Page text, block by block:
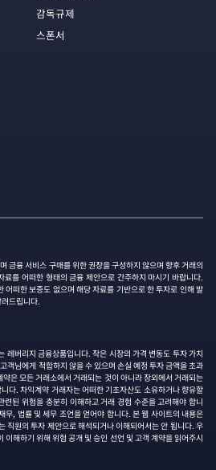
감독규제
스폰서
금융 서비스 구매를 위한 권장을 구성하지 않으며 향후 거래의
를 어떠한 형태의 금융 제안으로 간주하지 마시기 바랍니다.
어떠한 보증도 없으며 해당 자료를 기반으로 한 투자로 인해 발
드립니다.
레버리지 금융상품입니다. 작은 시장의 가격 변동도 투자 가치
객님에게 적합하지 않을 수 있으며 손실 예정 투자 금액을 초과
은 모든 거래소에서 거래되는 것이 아니라 장외에서 거래되는
다. 차익계약 거래자는 어떠한 기초자산도 소유하거나 향유할
된 위험을 충분히 이해하고 거래 경험 수준을 고려해야 합니
무, 법률 및 세무 조언을 얻어야 합니다. 본 웹 사이트의 내용은
직원의 투자 제안으로 해석되거나 이해되어서는 안 됩니다. 우
이해하기 위해 위험 공개 및 승인 선언 및 고객 계약을 읽어주시